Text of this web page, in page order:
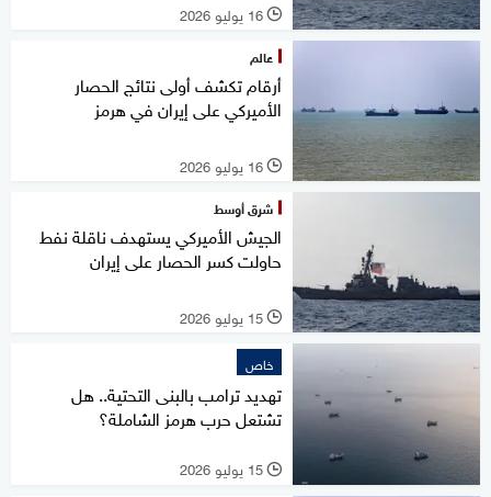
l 16 يوليو 2026
عالم
أرقام تكشف أولى نتائج الحصار
الأميركي على إيران في هرمز
l 16 يوليو 2026
شرق أوسط
الجيش الأميركي يستهدف ناقلة نفط
حاولت كسر الحصار على إيران
l 15 يوليو 2026
خاص
تهديد ترامب بالبنى التحتية.. هل
تشتعل حرب هرمز الشاملة؟
l 15 يوليو 2026